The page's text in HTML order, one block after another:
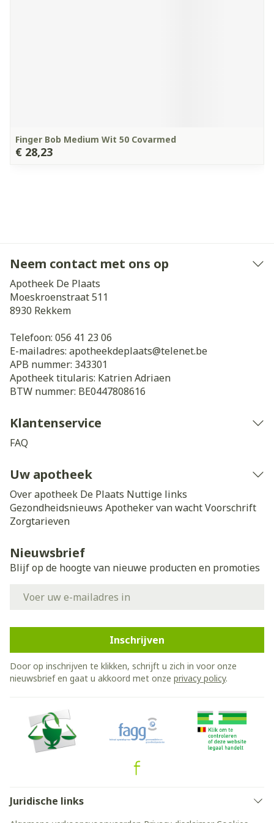
Finger Bob Medium Wit 50 Covarmed
€ 28,23
Neem contact met ons op
Apotheek De Plaats
Moeskroenstraat 511
8930 Rekkem
Telefoon: 056 41 23 06
E-mailadres: apotheekdeplaats@telenet.be
APB nummer: 343301
Apotheek titularis: Katrien Adriaen
BTW nummer: BE0447808616
Klantenservice
FAQ
Uw apotheek
Over apotheek De Plaats Nuttige links
Gezondheidsnieuws Apotheker van wachtVoorschrift
Zorgtarieven
Nieuwsbrief
Blijf op de hoogte van nieuwe producten en promoties
Inschrijven
Door op inschrijven te klikken, schrijft u zich in voor onze
nieuwsbrief en gaat u akkoord met onze privacy policy.
Juridische links